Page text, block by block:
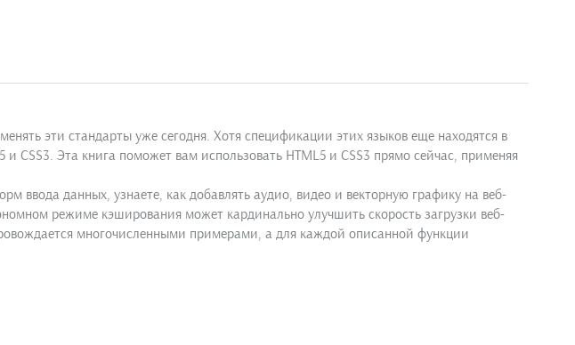
эти стандарты уже сегодня. Хотя спецификации этих языков еще находятся в
CSS3. Эта книга поможет вам использовать HTML5 и CSS3 прямо сейчас, применяя
ввода данных, узнаете, как добавлять аудио, видео и векторную графику на веб-
режиме кэширования может кардинально улучшить скорость загрузки веб-
многочисленными примерами, а для каждой описанной функции